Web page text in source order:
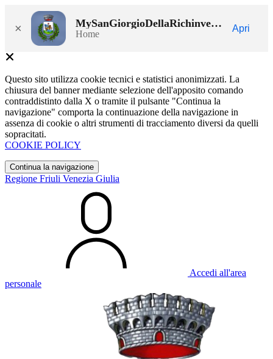
× MySanGiorgioDellaRichinvelda
Home
Apri
Questo sito utilizza cookie tecnici e statistici anonimizzati. La
chiusura del banner mediante selezione dell'apposito comando
contraddistinto dalla X o tramite il pulsante "Continua la
navigazione" comporta la continuazione della navigazione in
assenza di cookie o altri strumenti di tracciamento diversi da quelli
sopracitati.
COOKIE POLICY
Continua la navigazione
Regione Friuli Venezia Giulia
Accedi all'area
personale